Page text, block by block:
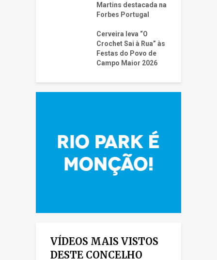
Martins destacada na
Forbes Portugal
Cerveira leva “O
Crochet Sai à Rua” às
Festas do Povo de
Campo Maior 2026
VÍDEOS MAIS VISTOS
DESTE CONCELHO